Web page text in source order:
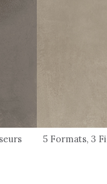
5 Formats, 3